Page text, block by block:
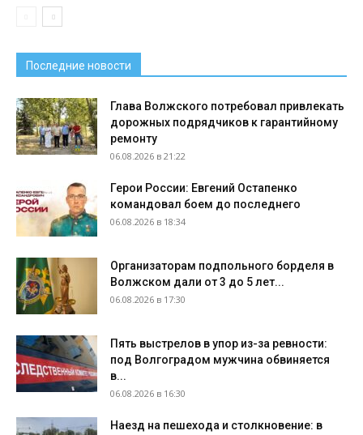
Последние новости
Глава Волжского потребовал привлекать
дорожных подрядчиков к гарантийному
ремонту
06.08.2026 в 21:22
Герои России: Евгений Остапенко
командовал боем до последнего
06.08.2026 в 18:34
Организаторам подпольного борделя в
Волжском дали от 3 до 5 лет...
06.08.2026 в 17:30
Пять выстрелов в упор из-за ревности:
под Волгоградом мужчина обвиняется
в...
06.08.2026 в 16:30
Наезд на пешехода и столкновение: в